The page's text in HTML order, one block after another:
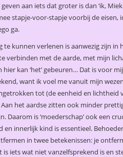
aan iets dat groter is dan ‘ik,
stapje-voor-stapje voorbij de eisen,
ga.
te kunnen verlenen is aanwezig zijn in
verbinden met de aarde, met mijn
kan ‘het’ gebeuren… Dat is voor
want ik voel me vanuit mijn wezen
tot (de eenheid en lichtheid
het aardse zitten ook minder
Daarom is ‘moederschap’ ook een
en innerlijk kind is essentieel.
in twee betekenissen: je
is iets wat niet vanzelfsprekend is en